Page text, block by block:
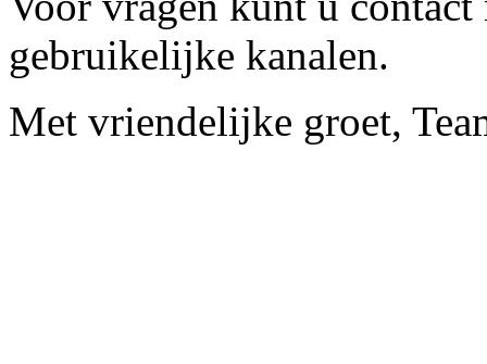
gebruikelijke kanalen.
Met vriendelijke groet,